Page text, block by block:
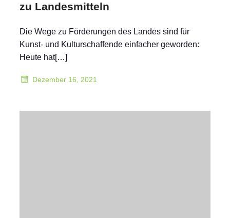
zu Landesmitteln
Die Wege zu Förderungen des Landes sind für
Kunst- und Kulturschaffende einfacher geworden:
Heute hat[…]
Dezember 16, 2021